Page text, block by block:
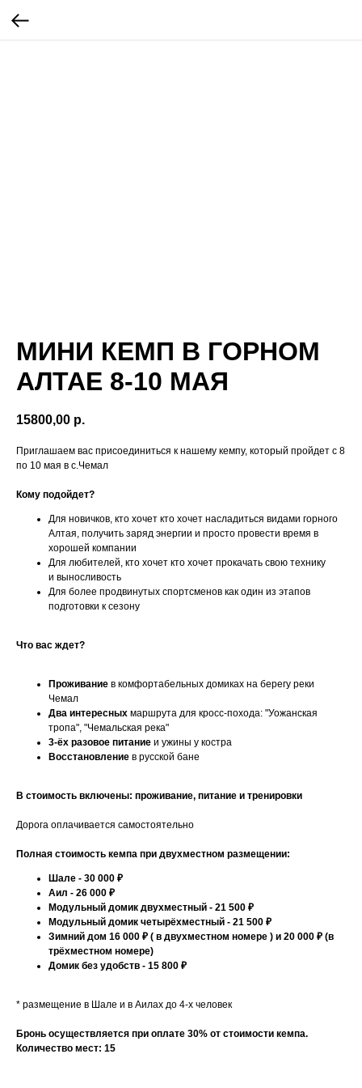
МИНИ КЕМП В ГОРНОМ
АЛТАЕ 8-10 МАЯ
15800,00 р.
Приглашаем вас присоединиться к нашему кемпу, который пройдет с 8
по 10 мая в с.Чемал
Кому подойдет?
Для новичков, кто хочет кто хочет насладиться видами горного
Алтая, получить заряд энергии и просто провести время в
хорошей компании
Для любителей, кто хочет кто хочет прокачать свою технику
и выносливость
Для более продвинутых спортсменов как один из этапов
подготовки к сезону
Что вас ждет?
Проживание в комфортабельных домиках на берегу реки
Чемал
Два интересных маршрута для кросс-похода: "Уожанская
тропа", "Чемальская река"
3-ёх разовое питание и ужины у костра
Восстановление в русской бане
В стоимость включены: проживание, питание и тренировки
Дорога оплачивается самостоятельно
Полная стоимость кемпа при двухместном размещении:
Шале - 30 000 ₽
Аил - 26 000 ₽
Модульный домик двухместный - 21 500 ₽
Модульный домик четырёхместный - 21 500 ₽
Зимний дом 16 000 ₽ ( в двухместном номере ) и 20 000 ₽ (в
трёхместном номере)
Домик без удобств - 15 800 ₽
* размещение в Шале и в Аилах до 4-х человек
Бронь осуществляется при оплате 30% от стоимости кемпа.
Количество мест: 15